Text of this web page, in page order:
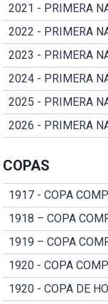
2021 - PRIMERA
2022 - PRIMERA
2023 - PRIMERA
2024 - PRIMERA
2025 - PRIMERA
2026 - PRIMERA
COPAS
1917 - COPA
1918 – COPA
1919 – COPA
1920 - COPA
1920 - COPA DE